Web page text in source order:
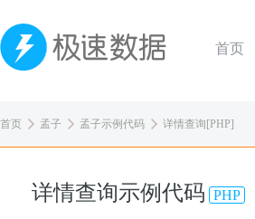
首页
首页 孟子 孟子示例代码 详情查询[PHP]
详情查询示例代码 PHP